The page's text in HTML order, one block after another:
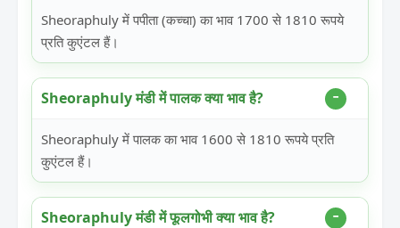
Sheoraphuly में पपीता (कच्चा) का भाव 1700 से 1810 रूपये
प्रति कुएंटल हैं।
Sheoraphuly मंडी में पालक क्या भाव है?
Sheoraphuly में पालक का भाव 1600 से 1810 रूपये प्रति
कुएंटल हैं।
Sheoraphuly मंडी में फूलगोभी क्या भाव है?